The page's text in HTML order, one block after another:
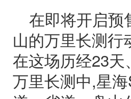
在即将开启预
山的万里长测行
在这场历经23
万里长测中,星